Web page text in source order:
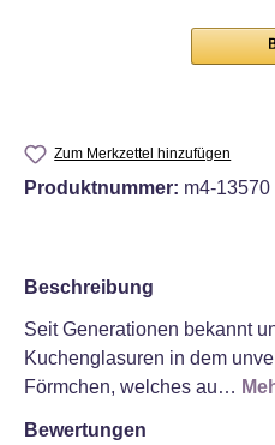
Zum Merkzettel hinzufügen
Produktnummer: m4-13570
Beschreibung
Seit Generationen bekannt
Kuchenglasuren in dem
Förmchen, welches au…
Bewertungen